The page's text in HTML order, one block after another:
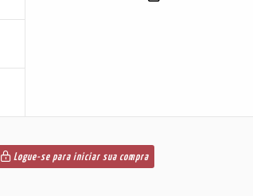
Logue-se para iniciar sua compra